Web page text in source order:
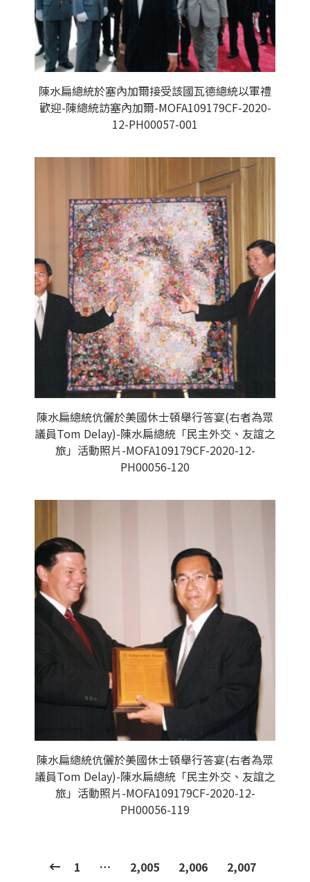
陳水扁總統於塞內加爾接受該國瓦德總統以軍禮
歡迎-陳總統訪塞內加爾-MOFA109179CF-2020-
12-PH00057-001
陳水扁總統伉儷於美國休士頓舉行答宴(右者為眾
議員Tom Delay)-陳水扁總統「民主外交、友誼之
旅」活動照片-MOFA109179CF-2020-12-
PH00056-120
陳水扁總統伉儷於美國休士頓舉行答宴(右者為眾
議員Tom Delay)-陳水扁總統「民主外交、友誼之
旅」活動照片-MOFA109179CF-2020-12-
PH00056-119
1 … 2,005 2,006
2,007